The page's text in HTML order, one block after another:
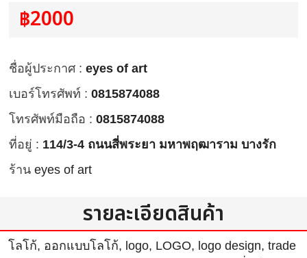
฿2000
ชื่อผู้ประกาศ : eyes of art
เบอร์โทรศัพท์ : 0815874088
โทรศัพท์มือถือ : 0815874088
ที่อยู่ : 114/3-4 ถนนสี่พระยา มหาพฤฒาราม บางรัก
ร้าน eyes of art
รายละเอียดสินค้า
โลโก้, ออกแบบโลโก้, logo, LOGO, logo design, trade